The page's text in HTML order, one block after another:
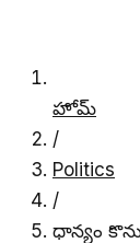
హోమ్
/
Politics
/
ధాన్యం